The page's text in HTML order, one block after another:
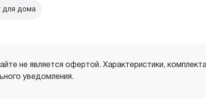
для дома
не является офертой. Характеристики,
уведомления.